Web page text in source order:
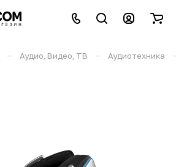
– Аудио, Видео, ТВ – Аудиотехника